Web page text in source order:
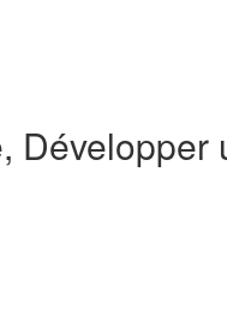
Développer